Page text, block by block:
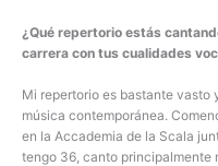
¿Qué repertorio estás
carrera con tus cualidades
Mi repertorio es bastante vasto
música contemporánea.
en la Accademia de la Scala
tengo 36, canto principalmente